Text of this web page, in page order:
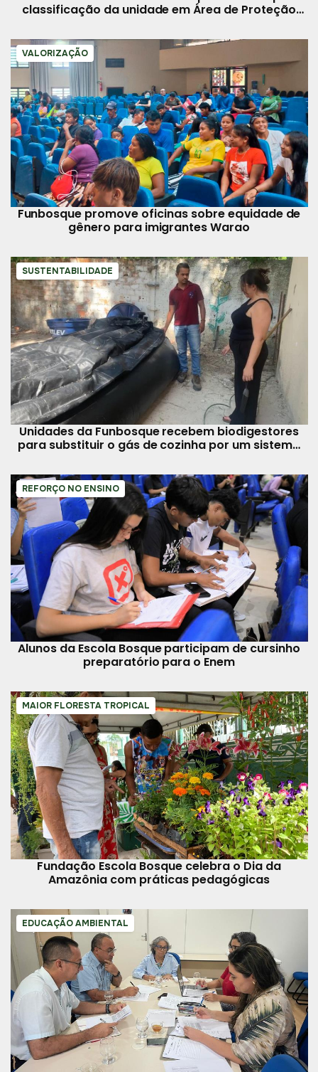
classificação da unidade em Área de Proteção
VALORIZAÇÃO
Funbosque promove oficinas sobre equidade de
gênero para imigrantes Warao
SUSTENTABILIDADE
Unidades da Funbosque recebem biodigestores
para substituir o gás de cozinha por um sistema
REFORÇO NO ENSINO
Alunos da Escola Bosque participam de cursinho
preparatório para o Enem
MAIOR FLORESTA TROPICAL
Fundação Escola Bosque celebra o Dia da
Amazônia com práticas pedagógicas
EDUCAÇÃO AMBIENTAL